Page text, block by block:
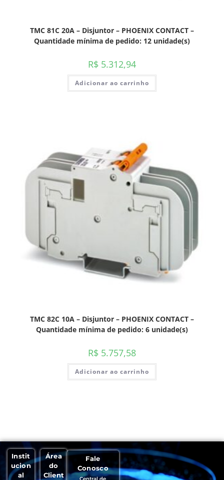
TMC 81C 20A – Disjuntor – PHOENIX CONTACT –
Quantidade mínima de pedido: 12 unidade(s)
R$ 5.312,94
Adicionar ao carrinho
TMC 82C 10A – Disjuntor – PHOENIX CONTACT –
Quantidade mínima de pedido: 6 unidade(s)
R$ 5.757,58
Adicionar ao carrinho
Instit
ucion
al
Área
do
Client
Fale
Conosco